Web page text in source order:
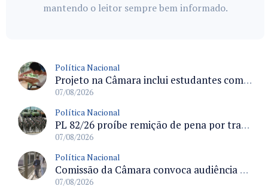
mantendo o leitor sempre bem informado.
Política Nacional
Projeto na Câmara inclui estudantes com deficiência no regime escolar especial da LDB e estabelece critérios para frequência
07/08/2026
Política Nacional
PL 82/26 proíbe remição de pena por trabalho em funções militares para condenados por crimes contra o Estado Democrático de Direito
07/08/2026
Política Nacional
Comissão da Câmara convoca audiência para discutir misoginia nas escolas e universidades após divulgação de listas misóginas
07/08/2026